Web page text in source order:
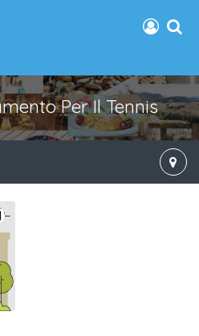
Per Il Tennis